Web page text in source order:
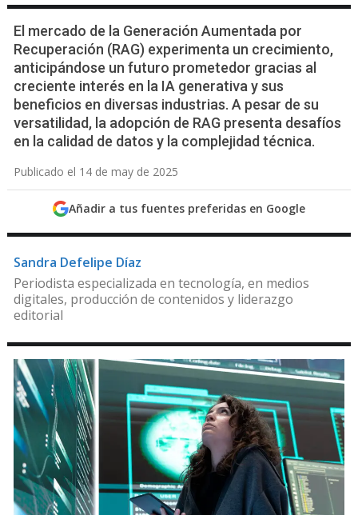
El mercado de la Generación Aumentada por
Recuperación (RAG) experimenta un crecimiento,
anticipándose un futuro prometedor gracias al
creciente interés en la IA generativa y sus
beneficios en diversas industrias. A pesar de su
versatilidad, la adopción de RAG presenta desafíos
en la calidad de datos y la complejidad técnica.
Publicado el 14 de may de 2025
Añadir a tus fuentes preferidas en Google
Sandra Defelipe Díaz
Periodista especializada en tecnología, en medios
digitales, producción de contenidos y liderazgo
editorial